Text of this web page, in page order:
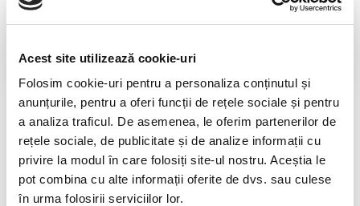
Acest site utilizează cookie-uri
Folosim cookie-uri pentru a personaliza conținutul și
anunțurile, pentru a oferi funcții de rețele sociale și pentru
a analiza traficul. De asemenea, le oferim partenerilor de
rețele sociale, de publicitate și de analize informații cu
privire la modul în care folosiți site-ul nostru. Aceștia le
pot combina cu alte informații oferite de dvs. sau culese
în urma folosirii serviciilor lor.
GARANTIE PRODUSE
pentru toate produsele
DESCRIERE PRODUS
Ametist.
Cristal slefuit, natural 100%